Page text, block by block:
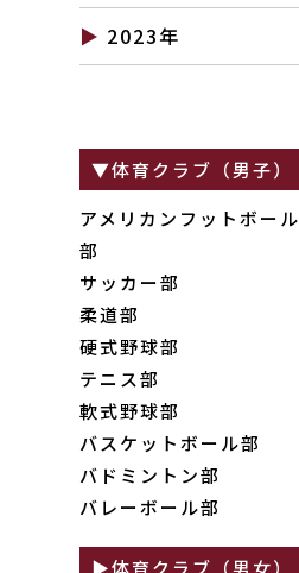
8月
7月
4月
3月
11月
6月
4月
2月
2023年
9月
8月
体育クラブ（男子）
アメリカンフットボール
部
サッカー部
柔道部
硬式野球部
テニス部
軟式野球部
バスケットボール部
バドミントン部
バレーボール部